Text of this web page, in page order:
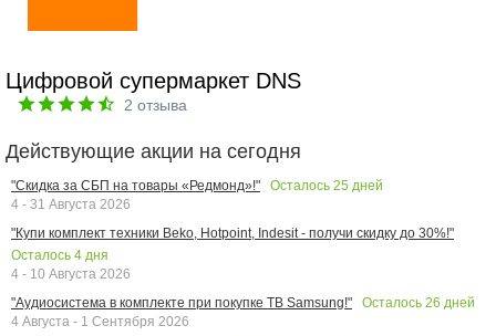
Цифровой супермаркет DNS
2 отзыва
Действующие акции на сегодня
"Скидка за СБП на товары «Редмонд»!" Осталось 25 дней
4 - 31 Августа 2026
"Купи комплект техники Beko, Hotpoint, Indesit - получи скидку до 30%!"
Осталось 4 дня
4 - 10 Августа 2026
"Аудиосистема в комплекте при покупке ТВ Samsung!"
Осталось 26 дней
4 Августа - 1 Сентября 2026